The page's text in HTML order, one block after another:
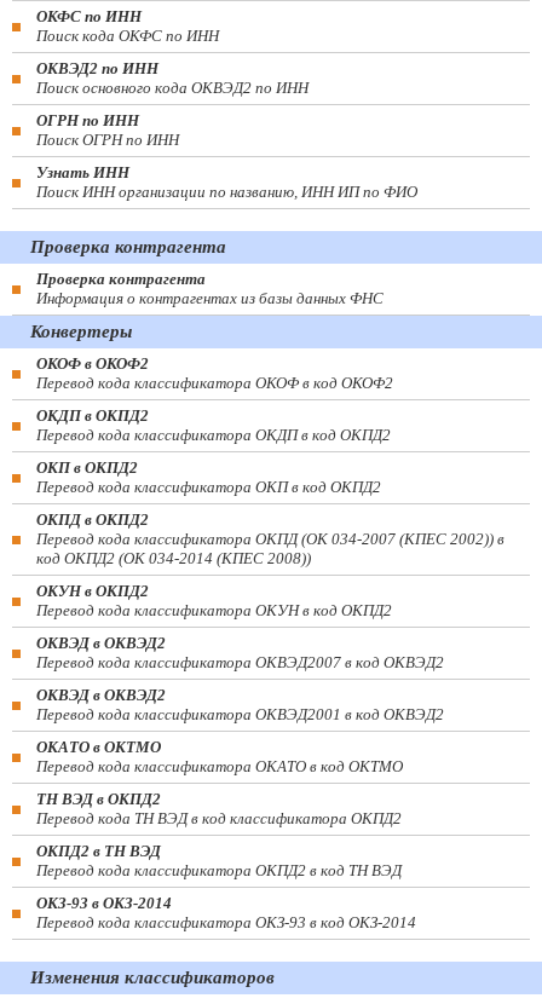
ОКФС по ИНН
Поиск кода ОКФС по ИНН
ОКВЭД2 по ИНН
Поиск основного кода ОКВЭД2 по ИНН
ОГРН по ИНН
Поиск ОГРН по ИНН
Узнать ИНН
Поиск ИНН организации по названию, ИНН ИП по ФИО
Проверка контрагента
Проверка контрагента
Информация о контрагентах из базы данных ФНС
Конвертеры
ОКОФ в ОКОФ2
Перевод кода классификатора ОКОФ в код ОКОФ2
ОКДП в ОКПД2
Перевод кода классификатора ОКДП в код ОКПД2
ОКП в ОКПД2
Перевод кода классификатора ОКП в код ОКПД2
ОКПД в ОКПД2
Перевод кода классификатора ОКПД (ОК 034-2007 (КПЕС 2002)) в
код ОКПД2 (ОК 034-2014 (КПЕС 2008))
ОКУН в ОКПД2
Перевод кода классификатора ОКУН в код ОКПД2
ОКВЭД в ОКВЭД2
Перевод кода классификатора ОКВЭД2007 в код ОКВЭД2
ОКВЭД в ОКВЭД2
Перевод кода классификатора ОКВЭД2001 в код ОКВЭД2
ОКАТО в ОКТМО
Перевод кода классификатора ОКАТО в код ОКТМО
ТН ВЭД в ОКПД2
Перевод кода ТН ВЭД в код классификатора ОКПД2
ОКПД2 в ТН ВЭД
Перевод кода классификатора ОКПД2 в код ТН ВЭД
ОКЗ-93 в ОКЗ-2014
Перевод кода классификатора ОКЗ-93 в код ОКЗ-2014
Изменения классификаторов